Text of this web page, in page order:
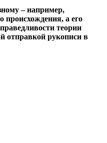
– например,
а его
теории
отправкой рукописи в